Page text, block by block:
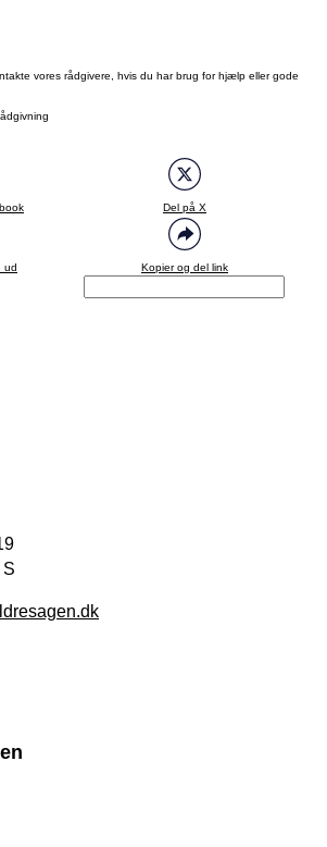
vores rådgivere, hvis du har brug for hjælp eller gode
Del på X
ud Kopier og del link